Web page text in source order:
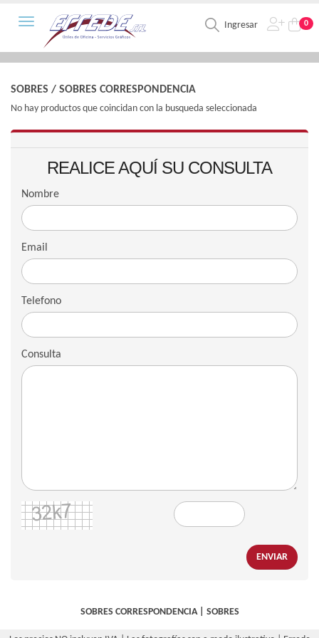
Ingresar 0
Toggle navigation
SOBRES / SOBRES CORRESPONDENCIA
No hay productos que coincidan con la busqueda seleccionada
REALICE AQUÍ SU CONSULTA
Nombre
Email
Telefono
Consulta
ENVIAR
SOBRES CORRESPONDENCIA| SOBRES